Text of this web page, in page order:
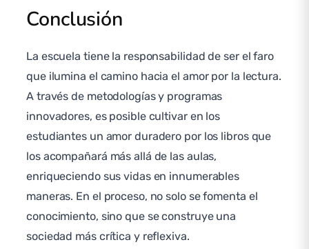
Conclusión
La escuela tiene la responsabilidad de ser el faro
que ilumina el camino hacia el amor por la lectura.
A través de metodologías y programas
innovadores, es posible cultivar en los
estudiantes un amor duradero por los libros que
los acompañará más allá de las aulas,
enriqueciendo sus vidas en innumerables
maneras. En el proceso, no solo se fomenta el
conocimiento, sino que se construye una
sociedad más crítica y reflexiva.